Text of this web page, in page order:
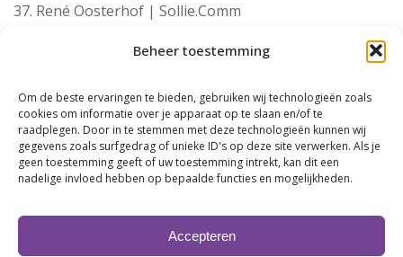
Beheer toestemming
Om de beste ervaringen te bieden, gebruiken wij technologieën zoals
cookies om informatie over je apparaat op te slaan en/of te
raadplegen. Door in te stemmen met deze technologieën kunnen wij
gegevens zoals surfgedrag of unieke ID's op deze site verwerken. Als je
geen toestemming geeft of uw toestemming intrekt, kan dit een
nadelige invloed hebben op bepaalde functies en mogelijkheden.
Accepteren
René Oosterhof | Sollie.Comm
Aldrik Doornbos | Van der Graaf Beveiligingstechniek
René Hofman| Slagerij Hofman
Danny Wolthuis | HEPRO
Elise Ottema | HEPRO
Jacob van Gelder | Van Gelder Producties
Diana Elzinga | Diana Elzinga The Travel Club
Alex Goos | Argo Schoonmaakdiensten
Lucas Schoonbeek | Leads Jeans & Fashion